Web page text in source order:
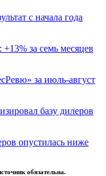
с начала года
за семь месяцев
за июль-август
базу дилеров
опустилась ниже
обязательна.